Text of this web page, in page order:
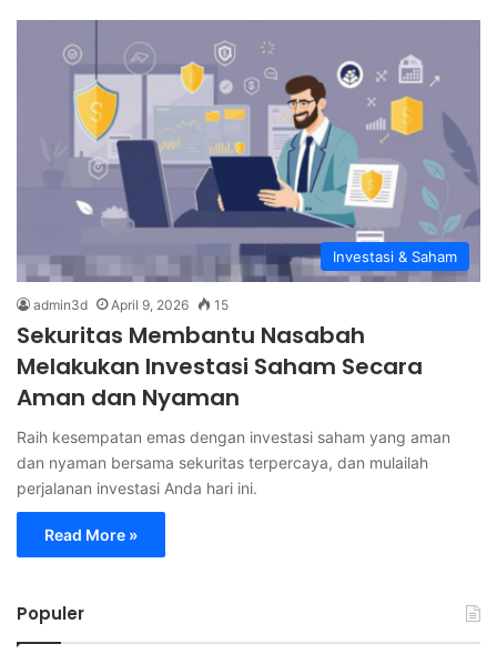
Investasi & Saham
admin3d April 9, 2026 15
Sekuritas Membantu Nasabah
Melakukan Investasi Saham Secara
Aman dan Nyaman
Raih kesempatan emas dengan investasi saham yang aman
dan nyaman bersama sekuritas terpercaya, dan mulailah
perjalanan investasi Anda hari ini.
Read More »
Populer